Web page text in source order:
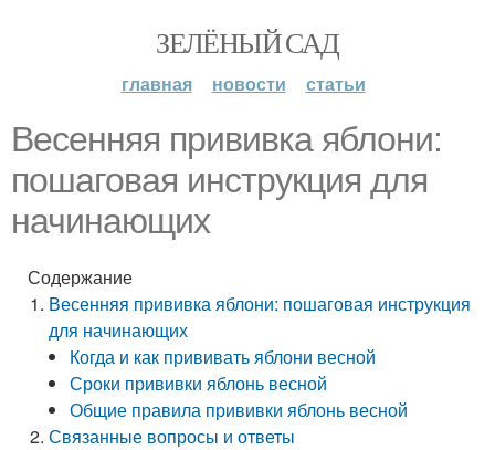
ЗЕЛЁНЫЙ САД
главная новости статьи
Весенняя прививка яблони:
пошаговая инструкция для
начинающих
Содержание
Весенняя прививка яблони: пошаговая инструкция
для начинающих
Когда и как прививать яблони весной
Сроки прививки яблонь весной
Общие правила прививки яблонь весной
Связанные вопросы и ответы